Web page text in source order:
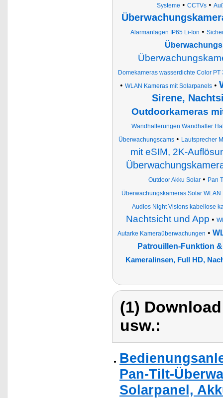
Systeme • CCTVs•
Alarmanlagen IP65 Li-Ion •
Domekameras wasserdichte Color
• WLAN Kameras mit Solarpanels •
Sirene,
Outdoorkameras
Wandhalterungen Wandhalter
Überwachungscams • Lautsprecher
mit eSIM, 2K-
Outdoor Akku Solar• Pan
Überwachungskameras Solar WLAN
Audios Night Visions kabellose
Nachtsicht und App •
Autarke Kameraüberwachungen •
Patrouillen-Funktion
Kameralinsen, Full HD,
(1)
usw.:
Pan-Tilt-
Solarpanel,